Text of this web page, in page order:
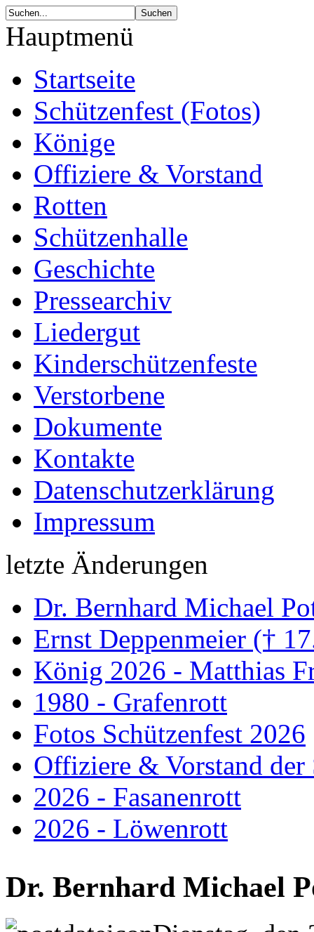
Hauptmenü
Startseite
Schützenfest (Fotos)
Könige
Offiziere & Vorstand
Rotten
Schützenhalle
Geschichte
Pressearchiv
Liedergut
Kinderschützenfeste
Verstorbene
Dokumente
Kontakte
Datenschutzerklärung
Impressum
letzte Änderungen
Dr. Bernhard Michael
Ernst Deppenmeier (†
König 2026 - Matthias
1980 - Grafenrott
Fotos Schützenfest 2026
Offiziere & Vorstand der
2026 - Fasanenrott
2026 - Löwenrott
Dr. Bernhard Michael